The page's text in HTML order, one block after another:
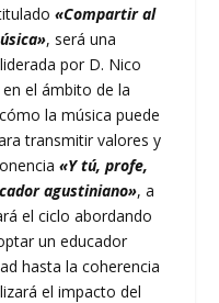
«Compartir al
, será una
por D. Nico
el ámbito de la
la música puede
transmitir valores y
«Y tú, profe,
agustiniano», a
el ciclo abordando
un educador
hasta la coherencia
el impacto del